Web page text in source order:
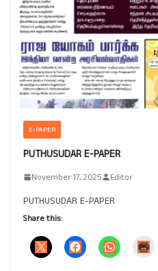
E-PAPER
PUTHUSUDAR E-PAPER
November 17, 2025 Editor
PUTHUSUDAR E-PAPER
Share this: